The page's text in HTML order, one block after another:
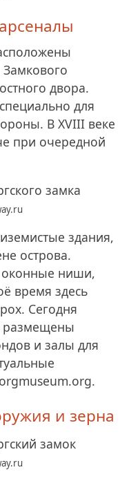
Замкового
двора.
для
В XVIII веке
при очередной
здания,
острова.
оконные ниши,
время здесь
Сегодня
размещены
и залы для
и зерна